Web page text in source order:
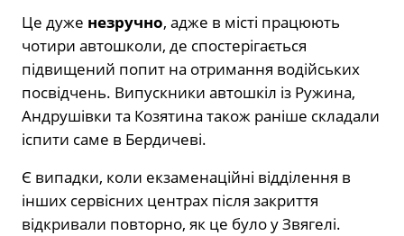
Це дуже незручно, адже в місті працюють
чотири автошколи, де спостерігається
підвищений попит на отримання водійських
посвідчень. Випускники автошкіл із Ружина,
Андрушівки та Козятина також раніше складали
іспити саме в Бердичеві.
Є випадки, коли екзаменаційні відділення в
інших сервісних центрах після закриття
відкривали повторно, як це було у Звягелі.